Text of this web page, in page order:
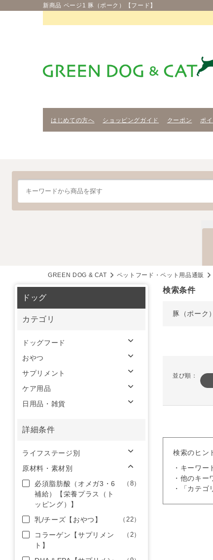
新商品 ページ1 豚（ポーク）【フード】
はじめての方へ ショッピングガイド クーポン ポイ
GREEN DOG & CAT ペットフード・ペット用品通販
検索条件
豚（ポーク
並び順：
検索のヒン
・キーワー
・他のキー
・「カテ
ドッグ
カテゴリ
ドッグフード
おやつ
サプリメント
ケア用品
日用品・雑貨
詳細条件
ライフステージ別
原材料・素材別
必須脂肪酸（オメガ3・6
補給）【栄養プラス（ト
ッピング）】
（8）
乳/チーズ【おやつ】 （22）
コラーゲン【サプリメン
ト】
（2）